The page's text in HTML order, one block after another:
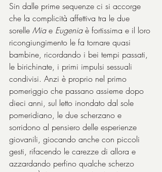
Sin dalle prime sequenze ci si accorge
che la complicità affettiva tra le due
sorelle Mia e Eugenia è fortissima e il loro
ricongiungimento le fa tornare quasi
bambine, ricordando i bei tempi passati,
le birichinate, i primi impulsi sessuali
condivisi. Anzi è proprio nel primo
pomeriggio che passano assieme dopo
dieci anni, sul letto inondato dal sole
pomeridiano, le due scherzano e
sorridono al pensiero delle esperienze
giovanili, giocando anche con piccoli
gesti, rifacendo le carezze di allora e
azzardando perfino qualche scherzo